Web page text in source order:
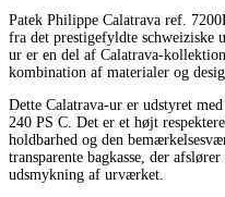
Patek Philippe Calatrava ref.
fra det prestigefyldte schweiziske
ur er en del af Calatrava-
kombination af materialer og
Dette Calatrava-ur er udstyret
240 PS C. Det er et højt
holdbarhed og den
transparente bagkasse, der
udsmykning af urværket.